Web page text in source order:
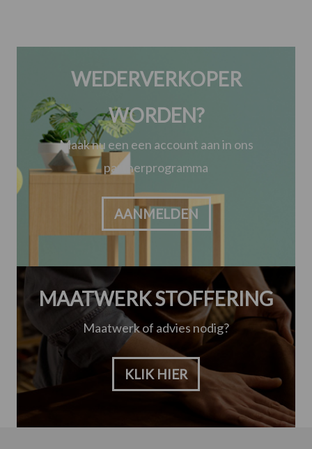
WEDERVERKOPER
WORDEN?
Maak nu een een account aan in ons
partnerprogramma
AANMELDEN
MAATWERK STOFFERING
Maatwerk of advies nodig?
KLIK HIER